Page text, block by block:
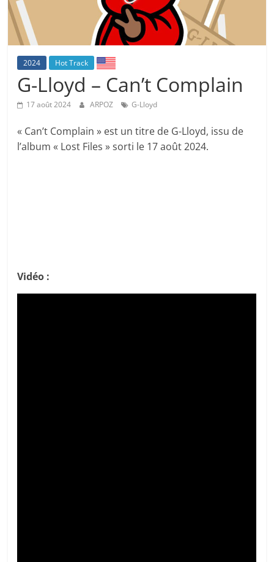
2024 Hot Track
G-Lloyd – Can’t Complain
17 août 2024 ARPOZ G-Lloyd
« Can’t Complain » est un titre de G-Lloyd, issu de
l’album « Lost Files » sorti le 17 août 2024.
Vidéo :